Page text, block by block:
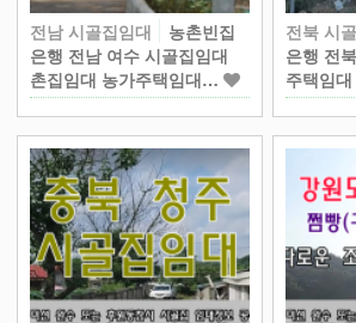
전남 시골집임대
농촌빈집
은행 전남 여수 시골집임대
촌집임대 농가주택임대…
전북 시
은행 전
주택임